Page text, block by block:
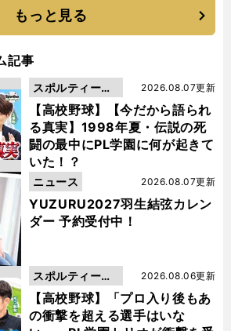
もっと見る
記事
【高校野球】【今だから語られ
る真実】1998年夏・伝説の死
闘の最中にPL学園に何が起きて
いた！？
2026.08.07更新
スポルティーバ
動画
YUZURU2027羽生結弦カレン
ダー 予約受付中！
2026.08.07更新
ニュース
【高校野球】「プロ入り後もあ
の衝撃を超える選手はいな
2026.08.06更新
スポルティーバ
動画